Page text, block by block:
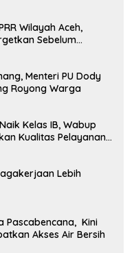
Wilayah Aceh,
Sebelum
Menteri PU Dody
Royong Warga
Kelas IB, Wabup
Kualitas Pelayanan
Lebih
Pascabencana, Kini
Akses Air Bersih